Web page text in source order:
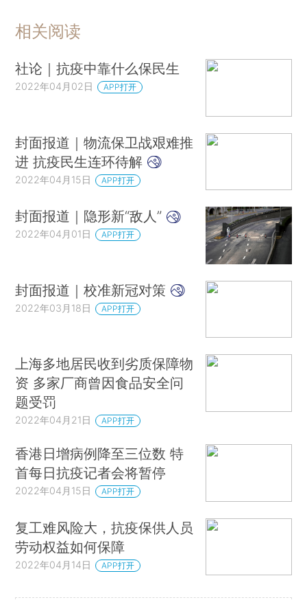
相关阅读
社论｜抗疫中靠什么保民生
2022年04月02日 APP打开
封面报道｜物流保卫战艰难推
进 抗疫民生连环待解
2022年04月15日 APP打开
封面报道｜隐形新“敌人”
2022年04月01日 APP打开
封面报道｜校准新冠对策
2022年03月18日 APP打开
上海多地居民收到劣质保障物
资 多家厂商曾因食品安全问
题受罚
2022年04月21日 APP打开
香港日增病例降至三位数 特
首每日抗疫记者会将暂停
2022年04月15日 APP打开
复工难风险大，抗疫保供人员
劳动权益如何保障
2022年04月14日 APP打开